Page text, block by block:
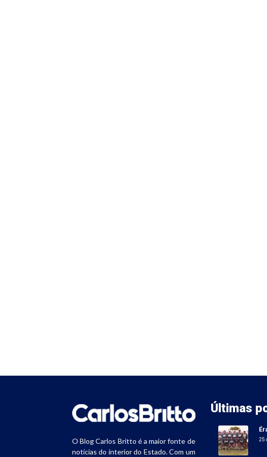
O Blog Carlos Britto é a maior fonte de
notícias do interior do Estado. Com um
Últimas
25